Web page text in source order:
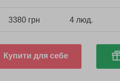
3380 грн 4 люд.
Купити для себе